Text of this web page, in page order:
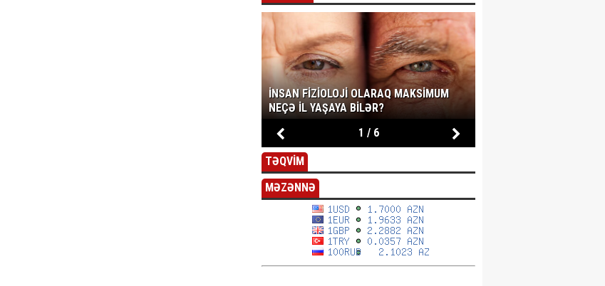
İNSAN FIZIOLOJI OLARAQ MAKSIMUM
NEÇƏ IL YAŞAYA BILƏR?
1 / 6
TƏQVİM
MƏZƏNNƏ